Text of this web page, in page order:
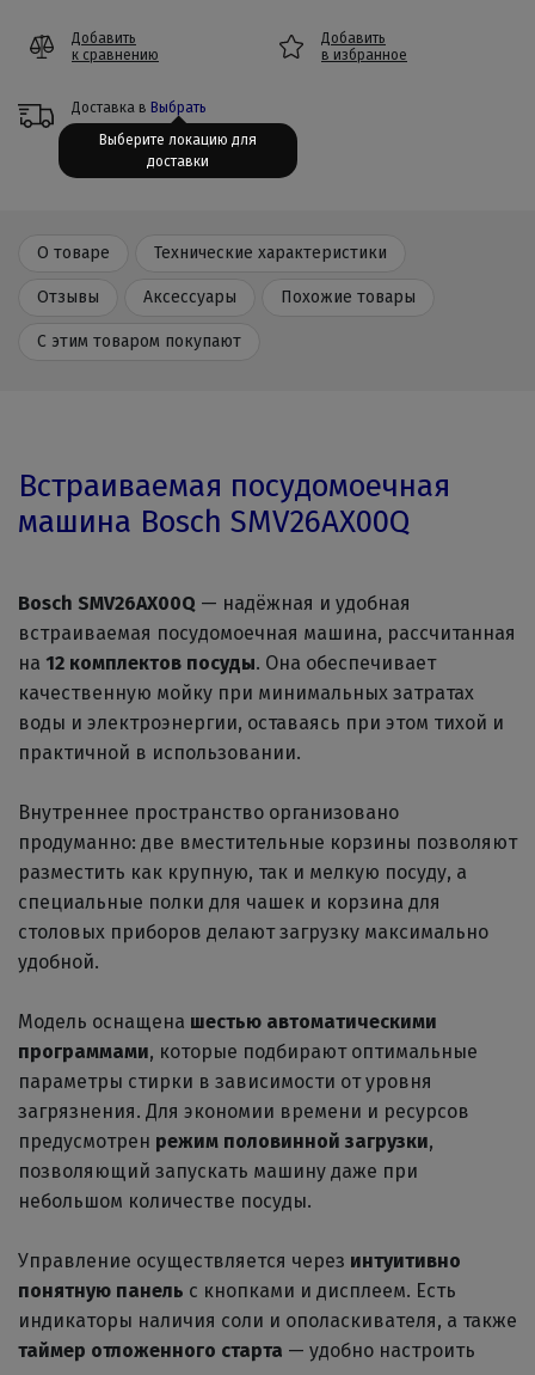
Добавить
к сравнению
Добавить
в избранное
Доставка в Выбрать
О товаре Технические характеристики
Отзывы Аксессуары Похожие товары
С этим товаром покупают
Встраиваемая посудомоечная
машина Bosch SMV26AX00Q
Bosch SMV26AX00Q — надёжная и удобная
встраиваемая посудомоечная машина, рассчитанная
на 12 комплектов посуды. Она обеспечивает
качественную мойку при минимальных затратах
воды и электроэнергии, оставаясь при этом тихой и
практичной в использовании.
Внутреннее пространство организовано
продуманно: две вместительные корзины позволяют
разместить как крупную, так и мелкую посуду, а
специальные полки для чашек и корзина для
столовых приборов делают загрузку максимально
удобной.
Модель оснащена шестью автоматическими
программами, которые подбирают оптимальные
параметры стирки в зависимости от уровня
загрязнения. Для экономии времени и ресурсов
предусмотрен режим половинной загрузки,
позволяющий запускать машину даже при
небольшом количестве посуды.
Управление осуществляется через интуитивно
понятную панель с кнопками и дисплеем. Есть
индикаторы наличия соли и ополаскивателя, а также
таймер отложенного старта — удобно настроить
Выберите локацию для
доставки